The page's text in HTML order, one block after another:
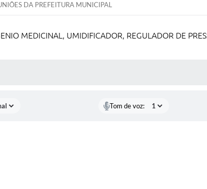
DA PREFEITURA MUNICIPAL
MEDICINAL, UMIDIFICADOR, REGULADOR DE
Tom de voz: